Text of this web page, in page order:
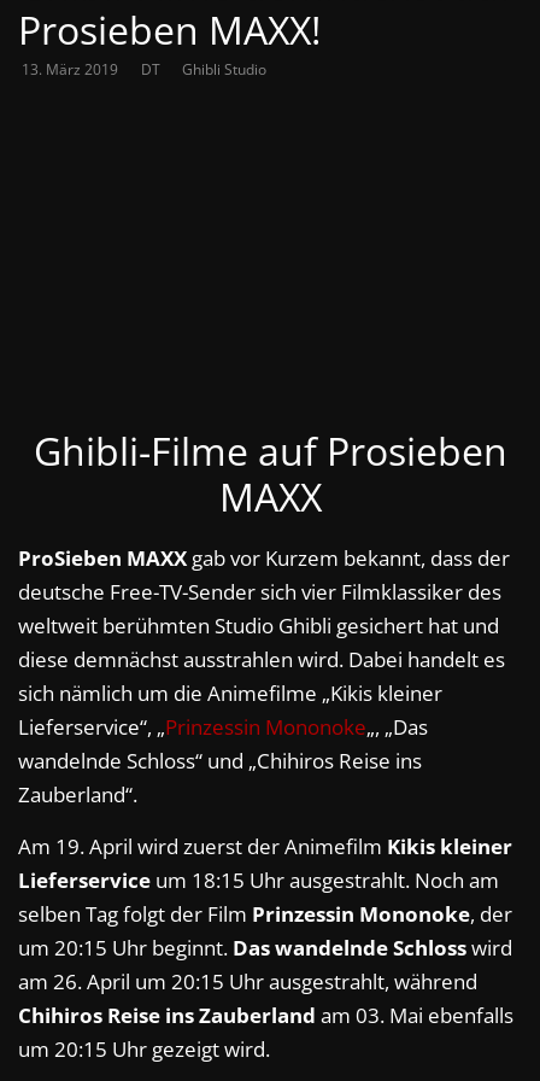
Prosieben MAXX!
13. März 2019 DT Ghibli Studio
Ghibli-Filme auf Prosieben
MAXX
ProSieben MAXX gab vor Kurzem bekannt, dass der
deutsche Free-TV-Sender sich vier Filmklassiker des
weltweit berühmten Studio Ghibli gesichert hat und
diese demnächst ausstrahlen wird. Dabei handelt es
sich nämlich um die Animefilme „Kikis kleiner
Lieferservice“, „Prinzessin Mononoke„, „Das
wandelnde Schloss“ und „Chihiros Reise ins
Zauberland“.
Am 19. April wird zuerst der Animefilm Kikis kleiner
Lieferservice um 18:15 Uhr ausgestrahlt. Noch am
selben Tag folgt der Film Prinzessin Mononoke, der
um 20:15 Uhr beginnt. Das wandelnde Schlosswird
am 26. April um 20:15 Uhr ausgestrahlt, während
Chihiros Reise ins Zauberland am 03. Mai ebenfalls
um 20:15 Uhr gezeigt wird.